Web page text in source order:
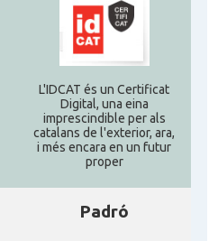
L'IDCAT és un Certificat
Digital, una eina
imprescindible per als
catalans de l'exterior, ara,
i més encara en un futur
proper
Padró